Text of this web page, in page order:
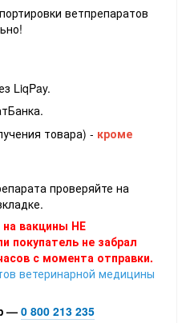
ветпрепаратов
LiqPay.
товара) - кроме
проверяйте на
на вакцины НЕ
покупатель не забрал
с момента отправки.
ветеринарной медицины
— 0 800 213 235